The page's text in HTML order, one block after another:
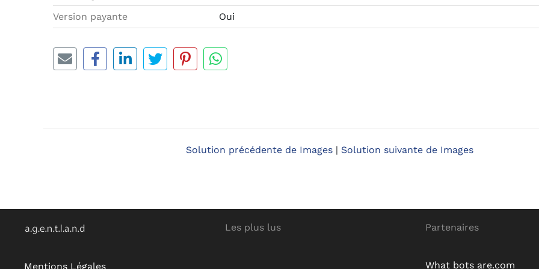
Version payante
Oui
Solution précédente de Images | Solution suivante de Images
Mentions Légales
Les plus lus Partenaires
What bots are.com